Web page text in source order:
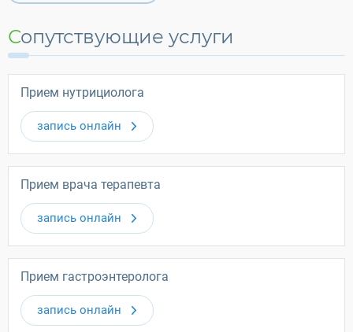
Сопутствующие услуги
Прием нутрициолога
запись онлайн
Прием врача терапевта
запись онлайн
Прием гастроэнтеролога
запись онлайн